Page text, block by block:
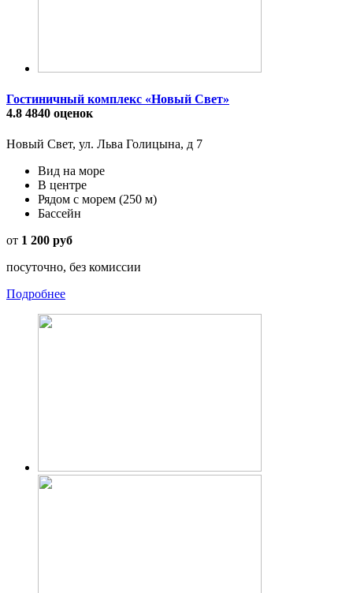
Гостиничный комплекс «Новый Свет»
4.8 4840 оценок
Новый Свет, ул. Льва Голицына, д 7
Вид на море
В центре
Рядом с морем (250 м)
Бассейн
от 1 200 руб
посуточно, без комиссии
Подробнее